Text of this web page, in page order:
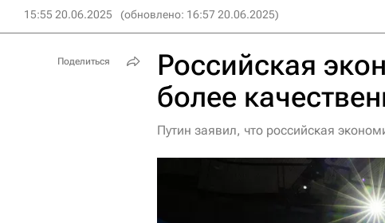
15:55 20.06.2025 (обновлено: 16:57 20.06.2025)
Российская
более
Путин заявил, что российская
Поделиться